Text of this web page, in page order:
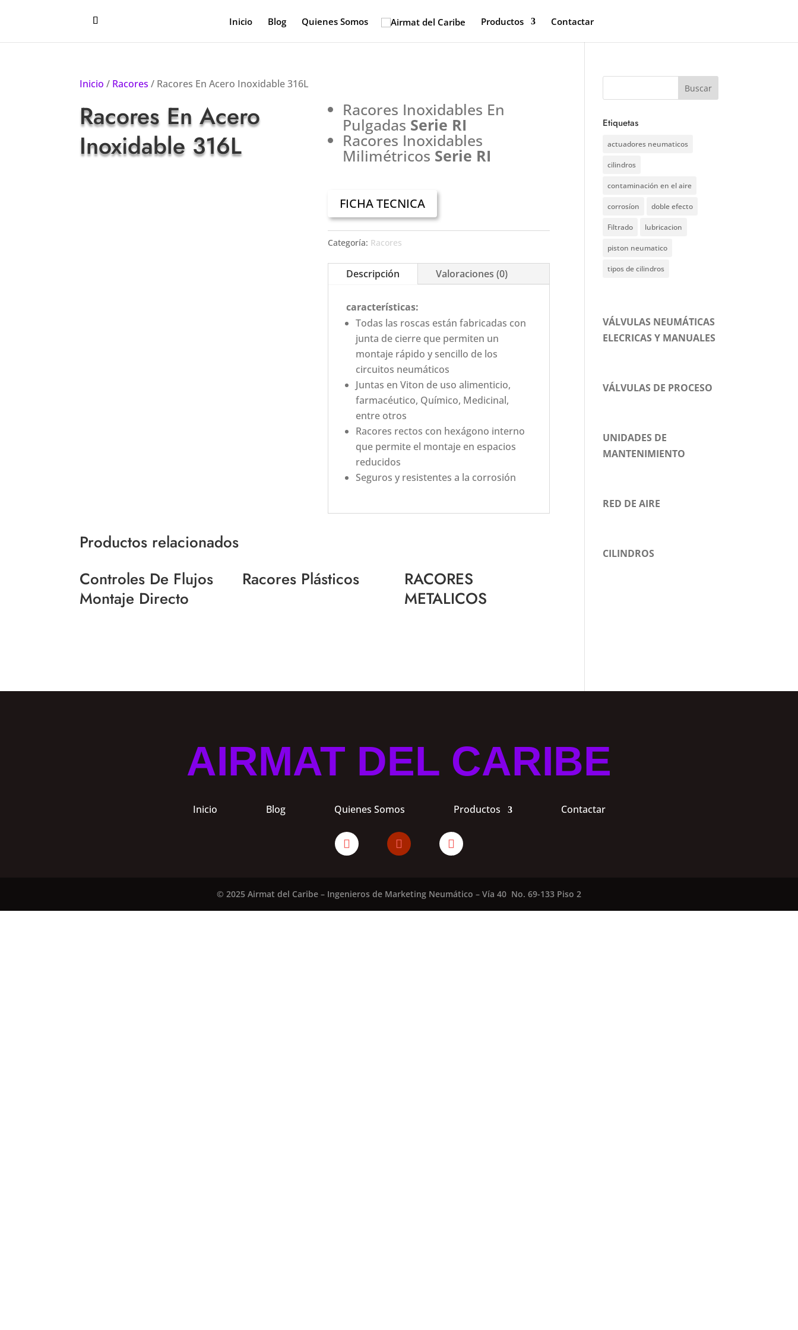
Inicio Blog Quienes Somos Productos Contactar
Inicio / Racores / Racores En Acero Inoxidable 316L
Racores En Acero
Inoxidable 316L
Racores Inoxidables En
Pulgadas Serie RI
Racores Inoxidables
Milimétricos Serie RI
FICHA TECNICA
Categoría: Racores
Descripción Valoraciones (0)
características:
Todas las roscas están fabricadas con
junta de cierre que permiten un
montaje rápido y sencillo de los
circuitos neumáticos
Juntas en Viton de uso alimenticio,
farmacéutico, Químico, Medicinal,
entre otros
Racores rectos con hexágono interno
que permite el montaje en espacios
reducidos
Seguros y resistentes a la corrosión
Productos relacionados
Controles De Flujos
Montaje Directo
Racores Plásticos
RACORES
METALICOS
Etiquetas
actuadores neumaticos
cilindros
contaminación en el aire
corrosíon doble efecto
Filtrado lubricacion
piston neumatico
tipos de cilindros
VÁLVULAS NEUMÁTICAS
ELECRICAS Y MANUALES
VÁLVULAS DE PROCESO
UNIDADES DE
MANTENIMIENTO
RED DE AIRE
CILINDROS
AIRMAT DEL CARIBE
Inicio Blog Quienes Somos Productos Contactar
© 2025 Airmat del Caribe – Ingenieros de Marketing Neumático – Vía 40 No. 69-133 Piso 2